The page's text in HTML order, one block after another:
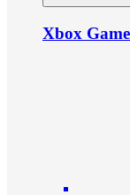
Xbox